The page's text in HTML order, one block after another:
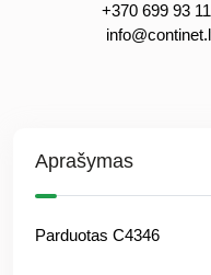
+370 699 93
Aprašymas
Parduotas C4346